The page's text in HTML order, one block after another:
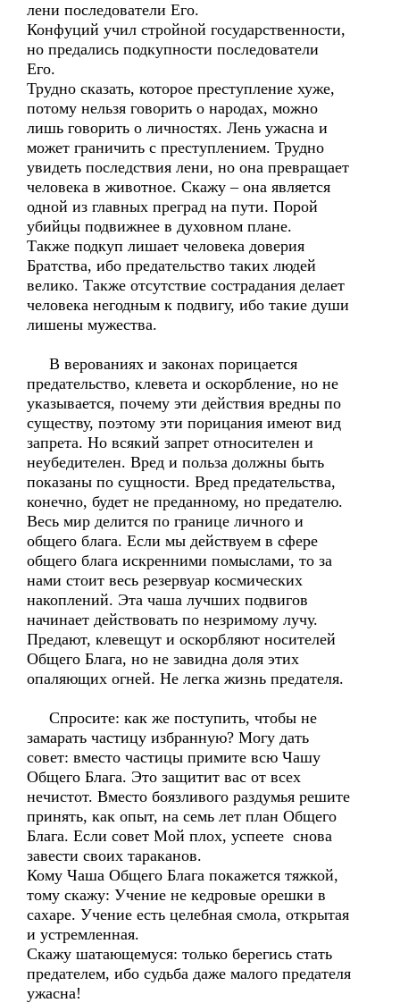
лени последователи Его.
Конфуций учил стройной государственности,
но предались подкупности последователи
Его.
Трудно сказать, которое преступление хуже,
потому нельзя говорить о народах, можно
лишь говорить о личностях. Лень ужасна и
может граничить с преступлением. Трудно
увидеть последствия лени, но она превращает
человека в животное. Скажу – она является
одной из главных преград на пути. Порой
убийцы подвижнее в духовном плане.
Также подкуп лишает человека доверия
Братства, ибо предательство таких людей
велико. Также отсутствие сострадания делает
человека негодным к подвигу, ибо такие души
лишены мужества.
В верованиях и законах порицается
предательство, клевета и оскорбление, но не
указывается, почему эти действия вредны по
существу, поэтому эти порицания имеют вид
запрета. Но всякий запрет относителен и
неубедителен. Вред и польза должны быть
показаны по сущности. Вред предательства,
конечно, будет не преданному, но предателю.
Весь мир делится по границе личного и
общего блага. Если мы действуем в сфере
общего блага искренними помыслами, то за
нами стоит весь резервуар космических
накоплений. Эта чаша лучших подвигов
начинает действовать по незримому лучу.
Предают, клевещут и оскорбляют носителей
Общего Блага, но не завидна доля этих
опаляющих огней. Не легка жизнь предателя.
Спросите: как же поступить, чтобы не
замарать частицу избранную? Могу дать
совет: вместо частицы примите всю Чашу
Общего Блага. Это защитит вас от всех
нечистот. Вместо боязливого раздумья решите
принять, как опыт, на семь лет план Общего
Блага. Если совет Мой плох, успеете снова
завести своих тараканов.
Кому Чаша Общего Блага покажется тяжкой,
тому скажу: Учение не кедровые орешки в
сахаре. Учение есть целебная смола, открытая
и устремленная.
Скажу шатающемуся: только берегись стать
предателем, ибо судьба даже малого предателя
ужасна!